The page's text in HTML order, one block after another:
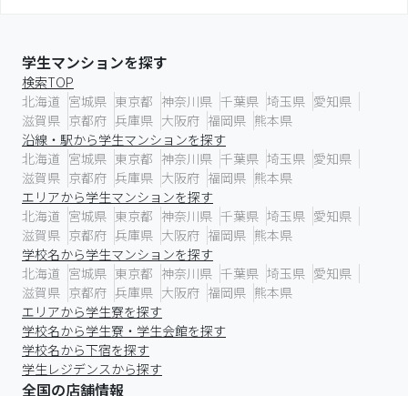
学生マンションを探す
検索TOP
北海道 宮城県 東京都 神奈川県 千葉県 埼玉県 愛知県
滋賀県 京都府 兵庫県 大阪府 福岡県 熊本県
沿線・駅から学生マンションを探す
北海道 宮城県 東京都 神奈川県 千葉県 埼玉県 愛知県
滋賀県 京都府 兵庫県 大阪府 福岡県 熊本県
エリアから学生マンションを探す
北海道 宮城県 東京都 神奈川県 千葉県 埼玉県 愛知県
滋賀県 京都府 兵庫県 大阪府 福岡県 熊本県
学校名から学生マンションを探す
北海道 宮城県 東京都 神奈川県 千葉県 埼玉県 愛知県
滋賀県 京都府 兵庫県 大阪府 福岡県 熊本県
エリアから学生寮を探す
学校名から学生寮・学生会館を探す
学校名から下宿を探す
学生レジデンスから探す
全国の店舗情報